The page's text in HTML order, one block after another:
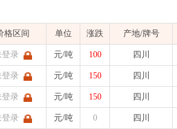
日四川有色废铅价格行情参考，包含品名、材质、
格
格区间 单位 涨跌 产地/牌号
登录 元/吨 100 四川
登录 元/吨 150 四川
登录 元/吨 150 四川
登录 元/吨 0 四川